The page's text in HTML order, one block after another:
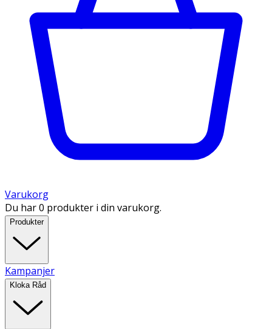
Varukorg
Du har 0 produkter i din varukorg.
Produkter
Kampanjer
Kloka Råd